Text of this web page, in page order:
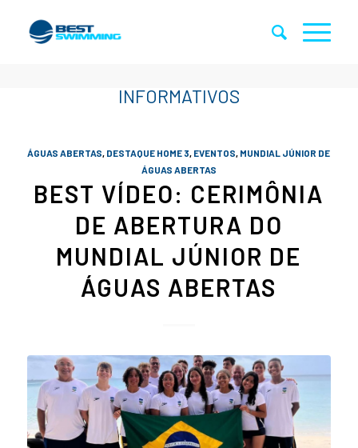
ÁGUAS ABERTAS, DESTAQUE HOME 3, EVENTOS, MUNDIAL JÚNIOR DE
ÁGUAS ABERTAS
BEST VÍDEO: CERIMÔNIA
DE ABERTURA DO
MUNDIAL JÚNIOR DE
ÁGUAS ABERTAS